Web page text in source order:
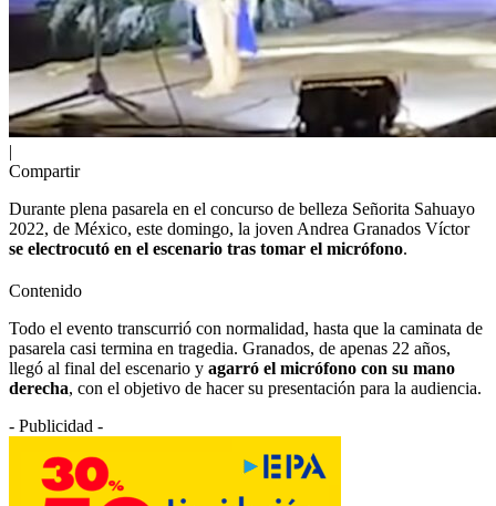
|
Compartir
Durante plena pasarela en el concurso de belleza Señorita Sahuayo
2022, de México, este domingo, la joven Andrea Granados Víctor
se electrocutó en el escenario tras tomar el micrófono.
Contenido
Todo el evento transcurrió con normalidad, hasta que la caminata de
pasarela casi termina en tragedia. Granados, de apenas 22 años,
llegó al final del escenario y agarró el micrófono con su mano
derecha, con el objetivo de hacer su presentación para la audiencia.
- Publicidad -